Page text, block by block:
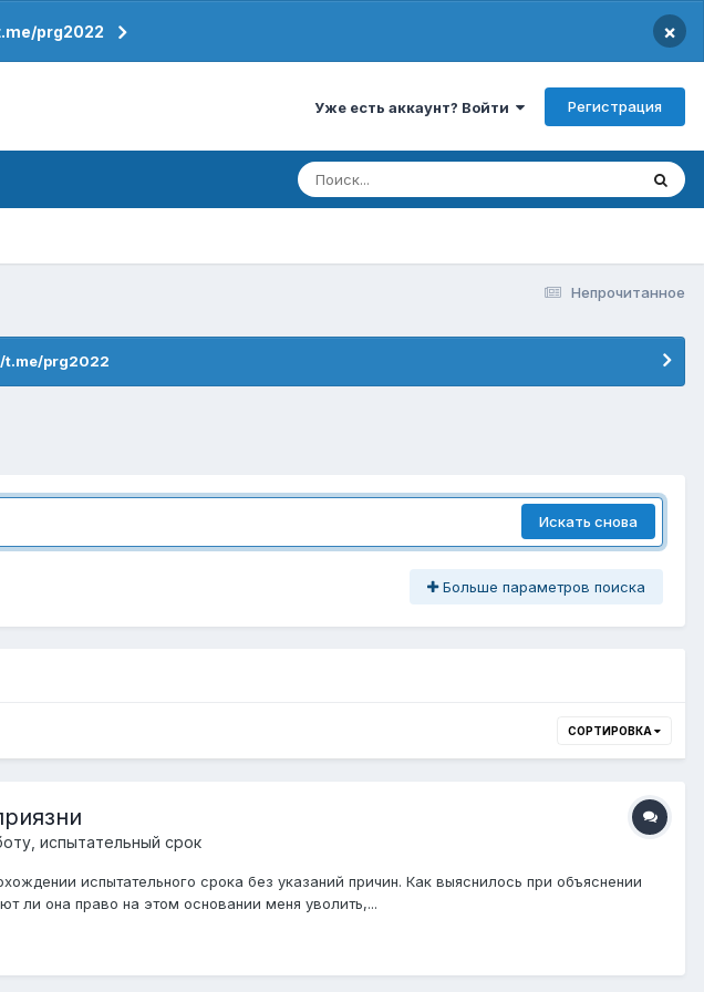
prg2022 ×
Уже есть аккаунт? Войти Регистрация
Непрочитанное
t.me/prg2022
Искать снова
Больше параметров поиска
СОРТИРОВКА
испытательный срок
испытательного срока без указаний причин. Как выяснилось при объяснении
ли она право на этом основании меня уволить,...